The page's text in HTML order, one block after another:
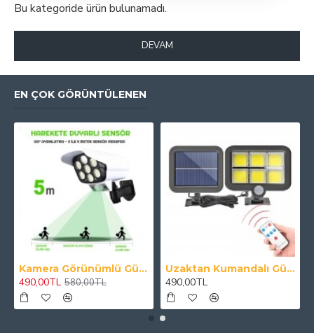
Bu kategoride ürün bulunamadı.
DEVAM
EN ÇOK GÖRÜNTÜLENEN
Kamera Görünümlü Güneş Panelli Lamba Hareket Sensörlü Uzaktan Kumandalı Solar Bahçe Lambası
490,00TL 580,00TL
Uzaktan Kumandalı Güneş Enerjili 120 Ledli Duvar Lambası Harici Panelli Solar Lamba
490,00TL